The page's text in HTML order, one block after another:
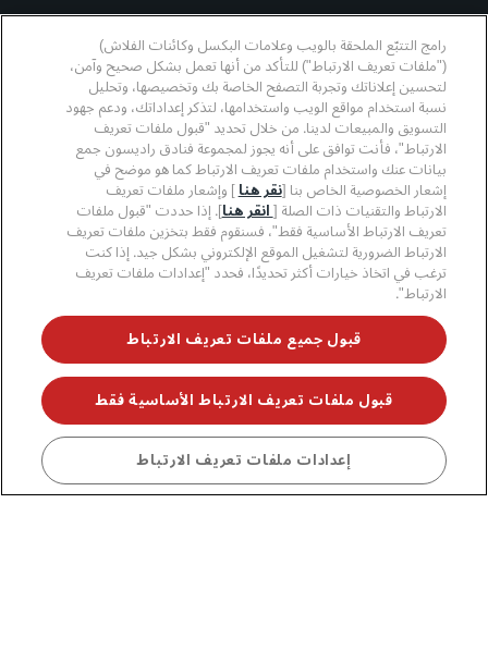
روابط سريعة
المهنيون في قطاع السفر
الشركات
قانوني
مساعدة
وسائل التواصل الاجتماعي
علامات فنادق راديسون التجارية
instagram
youtube
facebook
whatsapp
pinterest
threads
twitter
linkedin
رامج التتبّع الملحقة بالويب وعلامات البكسل وكائنات الفلاش)
("ملفات تعريف الارتباط") للتأكد من أنها تعمل بشكل صحيح وآمن،
لتحسين إعلاناتك وتجربة التصفح الخاصة بك وتخصيصها، وتحليل
نسبة استخدام مواقع الويب واستخدامها، لتذكر إعداداتك، ودعم جهود
التسويق والمبيعات لدينا. من خلال تحديد "قبول ملفات تعريف
الارتباط"، فأنت توافق على أنه يجوز لمجموعة فنادق راديسون جمع
بيانات عنك واستخدام ملفات تعريف الارتباط كما هو موضح في
إشعار الخصوصية الخاص بنا [نقر هنا] وإشعار ملفات تعريف
الارتباط والتقنيات ذات الصلة [انقر هنا]. إذا حددت "قبول ملفات
تعريف الارتباط الأساسية فقط"، فسنقوم فقط بتخزين ملفات تعريف
الارتباط الضرورية لتشغيل الموقع الإلكتروني بشكل جيد. إذا كنت
ترغب في اتخاذ خيارات أكثر تحديدًا، فحدد "إعدادات ملفات تعريف
الارتباط".
قبول جميع ملفات تعريف الارتباط
قبول ملفات تعريف الارتباط الأساسية فقط
إعدادات ملفات تعريف الارتباط